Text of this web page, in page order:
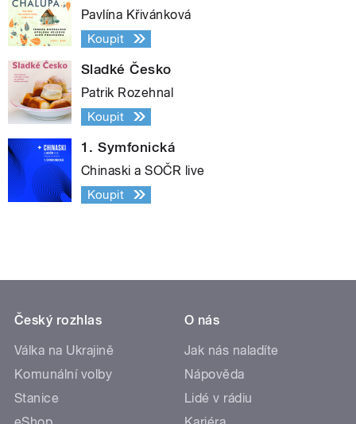
Pavlína Křivánková
Koupit
Sladké Česko
Patrik Rozehnal
Koupit
1. Symfonická
Chinaski a SOČR live
Koupit
Český rozhlas
Válka na Ukrajině
Komunální volby
Stanice
O nás
Jak nás naladíte
Nápověda
Lidé v rádiu